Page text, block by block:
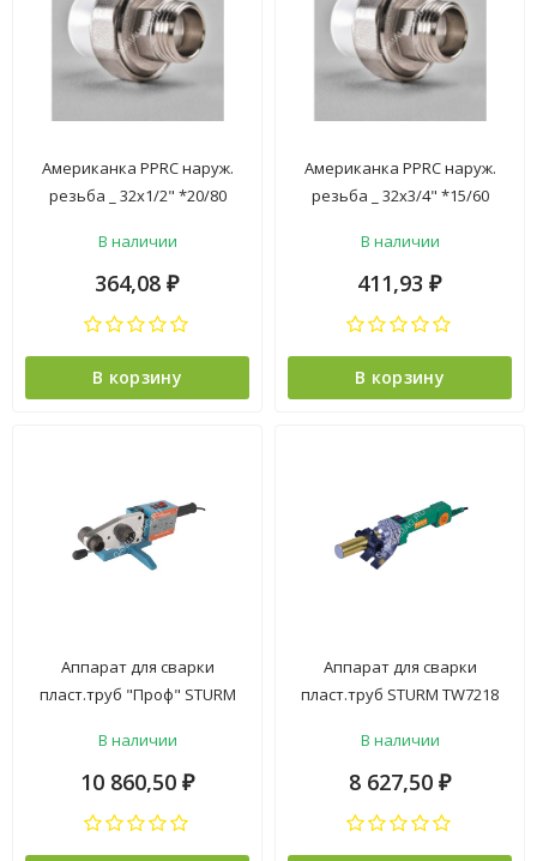
Американка PPRC наруж.
резьба _ 32х1/2" *20/80
В наличии
364,08 ₽
В корзину
Американка PPRC наруж.
резьба _ 32х3/4" *15/60
В наличии
411,93 ₽
В корзину
Аппарат для сварки
пласт.труб "Проф" STURM
мет*1/3
В наличии
10 860,50 ₽
Аппарат для сварки
пласт.труб STURM TW7218
В наличии
8 627,50 ₽